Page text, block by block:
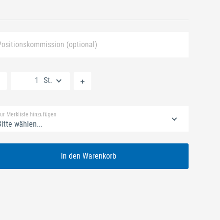
(optional)
St.
Merkliste hinzufügen
wählen...
In den Warenkorb